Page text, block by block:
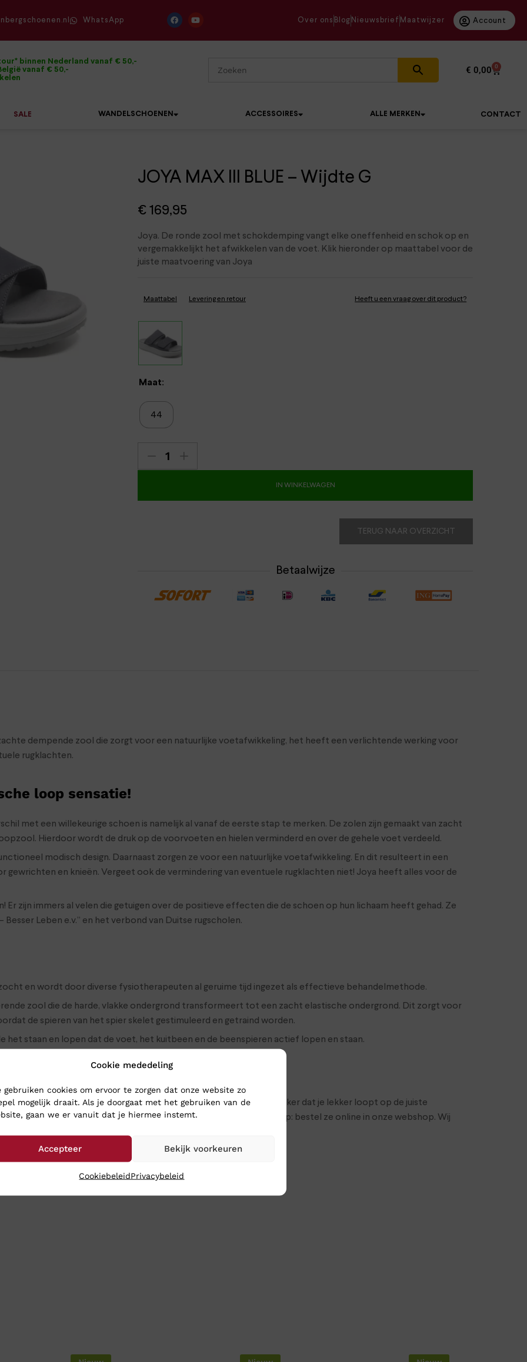
Cookie mededeling
gebruiken cookies om ervoor te zorgen dat onze website zo
mogelijk draait. Als je doorgaat met het gebruiken van de
gaan we er vanuit dat je hiermee instemt.
Accepteer Bekijk voorkeuren
CookiebeleidPrivacybeleid
WhatsApp Over ons Blog Nieuwsbrief Maatwijzer Account
binnen Nederland vanaf € 50,-
vanaf € 50,-
€ 0,00 0
SALE WANDELSCHOENEN ACCESSOIRES ALLE MERKEN CONTACT
JOYA MAX III BLUE – Wijdte G
€ 169,95
Joya. De ronde zool met schokdemping vangt elke oneffenheid en schok op en
vergemakkelijkt het afwikkelen van de voet. Klik hieronder op maattabel voor de
juiste maatvoering van Joya
Maattabel Levering en retour Heeft u een vraag over dit product?
Maat:
44
IN WINKELWAGEN
TERUG NAAR OVERZICHT
Betaalwijze
dempende zool die zorgt voor een natuurlijke voetafwikkeling, het heeft een verlichtende werking voor
rugklachten.
loop sensatie!
met een willekeurige schoen is namelijk al vanaf de eerste stap te merken. De zolen zijn gemaakt van zacht
Hierdoor wordt de druk op de voorvoeten en hielen verminderd en over de gehele voet verdeeld.
modisch design. Daarnaast zorgen ze voor een natuurlijke voetafwikkeling. En dit resulteert in een
gewrichten en knieën. Vergeet ook de vermindering van eventuele rugklachten niet! Joya heeft alles voor de
Er zijn immers al velen die getuigen over de positieve effecten die de schoen op hun lichaam heeft gehad. Ze
Leben e.v.” en het verbond van Duitse rugscholen.
en wordt door diverse fysiotherapeuten al geruime tijd ingezet als effectieve behandelmethode.
zool die de harde, vlakke ondergrond transformeert tot een zacht elastische ondergrond. Dit zorgt voor
de spieren van het spier skelet gestimuleerd en getraind worden.
het staan en lopen dat de voet, het kuitbeen en de beenspieren actief lopen en staan.
SCHOENEN
schoenen naar Klinkenberg Schoenen in Geldrop. Dan weet je zeker dat je lekker loopt op de juiste
winkel te komen dan sturen we de schoenen toch gewoon naar je op: bestel ze online in onze webshop. Wij
heeft u uw aankopen binnen 24 uur binnen.